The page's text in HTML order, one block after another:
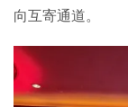
向互寄通道。